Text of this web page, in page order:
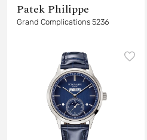
Patek Philippe
Grand Complications 5236